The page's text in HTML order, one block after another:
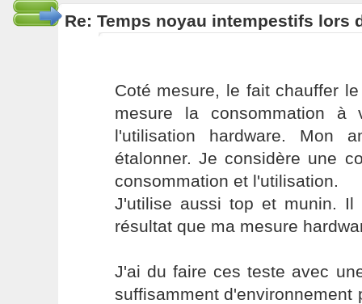
Re: Temps noyau intempestifs lors
Coté mesure, le fait chauffer
mesure la consommation
l'utilisation hardware. Mon
étalonner. Je considère une
consommation et l'utilisation.
J'utilise aussi top et munin. Il
résultat que ma mesure
J'ai du faire ces teste avec
suffisamment d'environnement